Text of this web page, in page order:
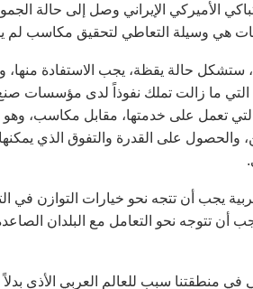
الأميركي الإيراني وصل إلى حالة
هي وسيلة التعاطي لتحقيق مكاسب
حالة يقظة، يجب الاستفادة منها،
التي ما زالت تملك نفوذاً لدى مؤسسات
التي تعمل على خدمتها، مقابل مكاسب،
على القدرة والتفوق الذي
يجب أن تتجه نحو خيارات التوازن في
أن تتوجه نحو التعامل مع البلدان
في منطقتنا سبب للعالم العربي الأذى